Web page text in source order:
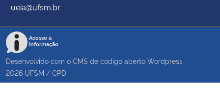
ueia@ufsm.br
Acesso à
Informação
Desenvolvido com o CMS de código aberto Wordpress
2026 UFSM / CPD